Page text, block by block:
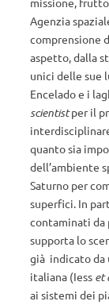
Agenzia
comprensione
aspetto, dalla
unici delle sue
Encelado e i
scientistper il
quanto sia
dell’ambiente
Saturno per
superfici. In
contaminati da
supporta lo
già indicato da
italiana (Iess et
ai sistemi dei